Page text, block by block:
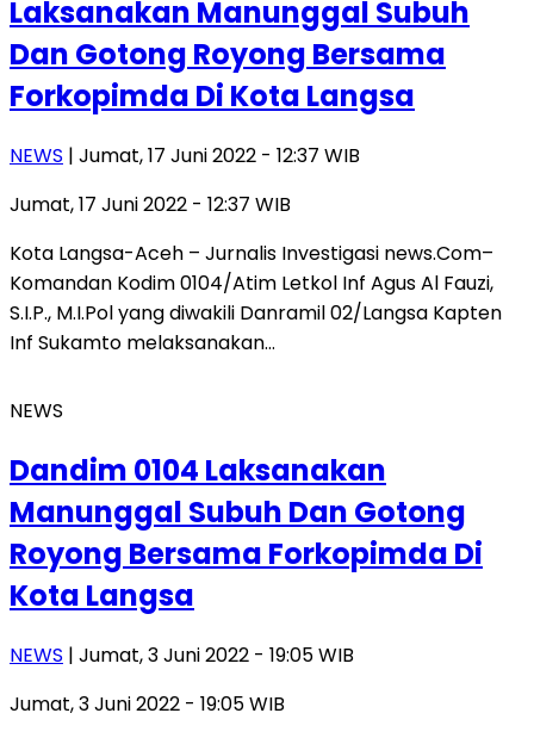
Laksanakan Manunggal Subuh
Dan Gotong Royong Bersama
Forkopimda Di Kota Langsa
NEWS | Jumat, 17 Juni 2022 - 12:37 WIB
Jumat, 17 Juni 2022 - 12:37 WIB
Kota Langsa-Aceh – Jurnalis Investigasi news.Com–
Komandan Kodim 0104/Atim Letkol Inf Agus Al Fauzi,
S.I.P., M.I.Pol yang diwakili Danramil 02/Langsa Kapten
Inf Sukamto melaksanakan…
NEWS
Dandim 0104 Laksanakan
Manunggal Subuh Dan Gotong
Royong Bersama Forkopimda Di
Kota Langsa
NEWS | Jumat, 3 Juni 2022 - 19:05 WIB
Jumat, 3 Juni 2022 - 19:05 WIB